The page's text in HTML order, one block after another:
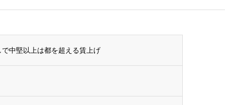
中堅以上は都を超える賃上げ